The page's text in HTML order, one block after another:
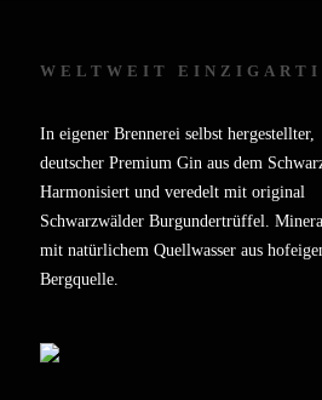
WELTWEIT
In eigener Brennerei selbst hergestellter,
deutscher Premium Gin aus dem
Harmonisiert und veredelt mit original
Schwarzwälder Burgundertrüffel.
mit natürlichem Quellwasser aus
Bergquelle.